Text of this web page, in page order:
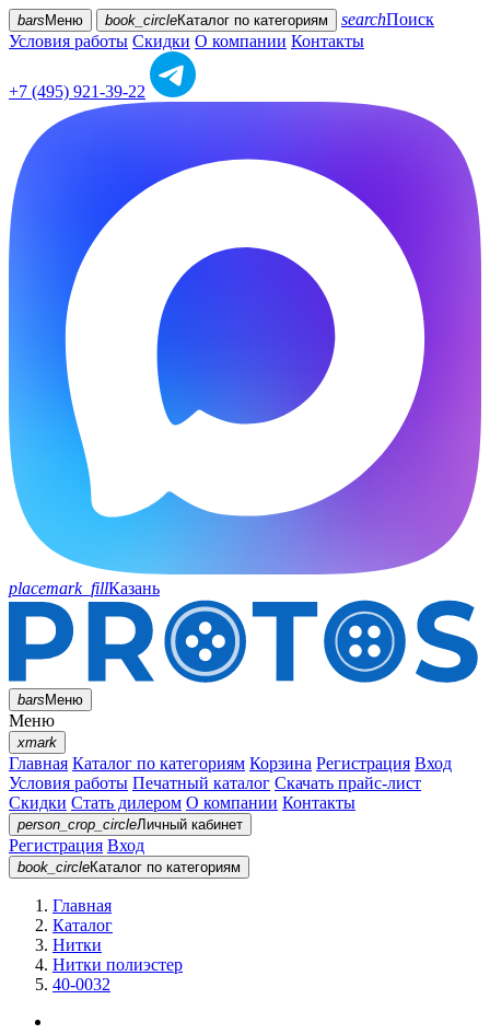
bars Меню book_circleКаталог по категориям searchПоиск
Условия работы Скидки О компании Контакты
+7 (495) 921-39-22
placemark_fillКазань
barsМеню
Меню
xmark
Главная Каталог по категориям Корзина Регистрация Вход
Условия работы Печатный каталог Скачать прайс-лист
Скидки Стать дилером О компании Контакты
person_crop_circleЛичный кабинет
Регистрация Вход
book_circleКаталог по категориям
Главная
Каталог
Нитки
Нитки полиэстер
40-0032